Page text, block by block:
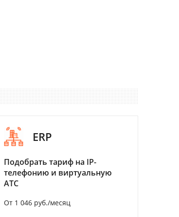
ERP
Подобрать тариф на IP-
телефонию и виртуальную
АТС
От 1 046 руб./месяц